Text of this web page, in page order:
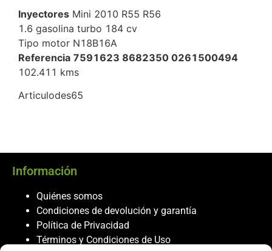
Inyectores Mini 2010 R55 R56
1.6 gasolina turbo 184 cv
Tipo motor N18B16A
Referencia 7591623 8682350 0261500494
102.411 kms
Articulodes65
Información
Quiénes somos
Condiciones de devolución y garantía
Política de Privacidad
Términos y Condiciones de Uso